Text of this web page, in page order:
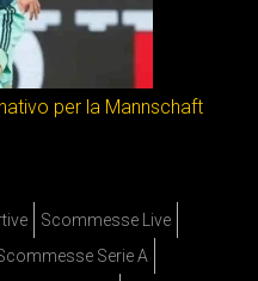
per la Mannschaft
Scommesse Live
Serie A